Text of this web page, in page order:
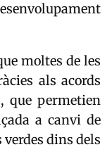
moltes de les
als acords
que permetien
a canvi de
dins dels